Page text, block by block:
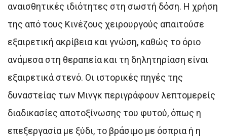
αναισθητικές ιδιότητες στη σωστή δόση. Η χρήση
της από τους Κινέζους χειρουργούς απαιτούσε
εξαιρετική ακρίβεια και γνώση, καθώς το όριο
ανάμεσα στη θεραπεία και τη δηλητηρίαση είναι
εξαιρετικά στενό. Οι ιστορικές πηγές της
δυναστείας των Μινγκ περιγράφουν λεπτομερείς
διαδικασίες αποτοξίνωσης του φυτού, όπως η
επεξεργασία με ξύδι, το βράσιμο με όσπρια ή η